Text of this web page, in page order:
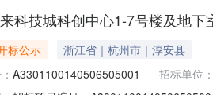
科技城科创中心1-7号楼及地
标公示
浙江省｜杭州市｜淳安县
A3301100140506505001 招标单位：